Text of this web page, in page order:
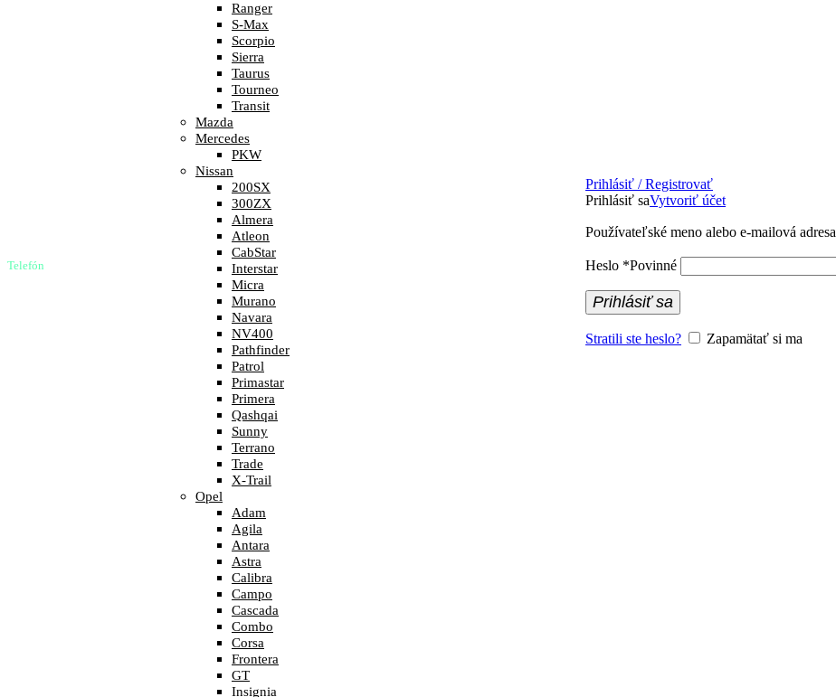
Telefón
Ranger
S-Max
Scorpio
Sierra
Taurus
Tourneo
Transit
Mazda
Mercedes
PKW
Nissan
200SX
300ZX
Almera
Atleon
CabStar
Interstar
Micra
Murano
Navara
NV400
Pathfinder
Patrol
Primastar
Primera
Qashqai
Sunny
Terrano
Trade
X-Trail
Opel
Adam
Agila
Antara
Astra
Calibra
Campo
Cascada
Combo
Corsa
Frontera
GT
Insignia
Prihlásiť / Registrovať
Prihlásiť saVytvoriť účet
Používateľské meno alebo e-mailová adresa
Heslo *Povinné
Prihlásiť sa
Stratili ste heslo? Zapamätať si ma